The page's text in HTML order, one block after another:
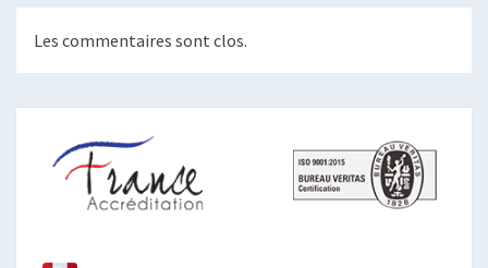
Les commentaires sont clos.